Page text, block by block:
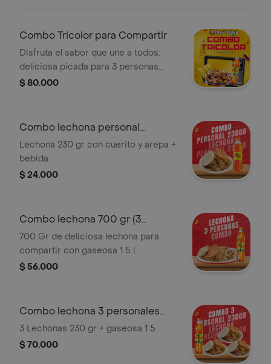
Combo Tricolor para Compartir
Disfruta el sabor que une a todos:
deliciosa picada para 3 personas
acompañada de 3 empanadas de
con amigos o compartir en familia.
$ 80.000
Combo lechona personal
pequeño
Lechona 230 gr con cuerito y arepa +
bebida
$ 24.000
Combo lechona 700 gr (3
personas)
700 Gr de deliciosa lechona para
compartir con gaseosa 1.5 l.
$ 56.000
Combo lechona 3 personales
pequeñas
3 Lechonas 230 gr + gaseosa 1.5 .
$ 70.000